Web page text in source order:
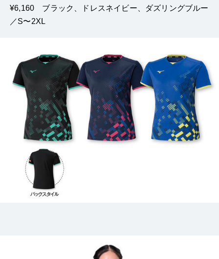
¥6,160 ブラック、ドレスネイビー、ダズリングブルー
／S〜2XL